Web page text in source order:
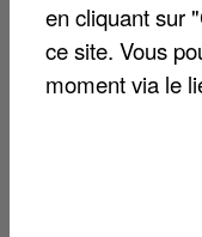
en cliquant sur
ce site. Vous
moment via le